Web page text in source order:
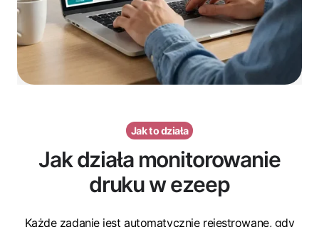
Jak to działa
Jak działa monitorowanie
druku w ezeep
Każde zadanie jest automatycznie rejestrowane, gdy